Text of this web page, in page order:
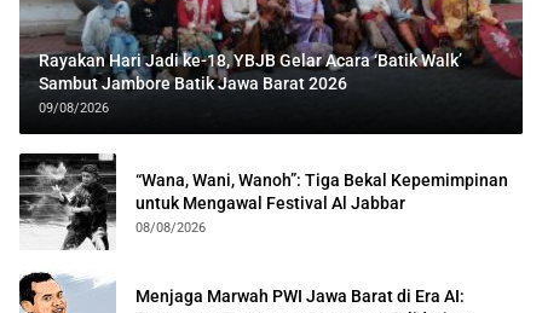
Rayakan Hari Jadi ke-18, YBJB Gelar Acara ‘Batik Walk’
Sambut Jambore Batik Jawa Barat 2026
09/08/2026
“Wana, Wani, Wanoh”: Tiga Bekal Kepemimpinan
untuk Mengawal Festival Al Jabbar
08/08/2026
Menjaga Marwah PWI Jawa Barat di Era AI: